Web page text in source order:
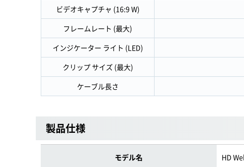
ビデオキャプチャ (16:9 W)
フレームレート (最大)
インジケーター ライト (LED)
クリップ サイズ (最大)
ケーブル長さ
製品仕様
モデル名 HD